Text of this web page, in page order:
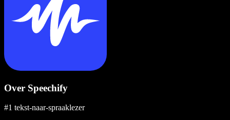
Over Speechify
#1 tekst-naar-spraaklezer